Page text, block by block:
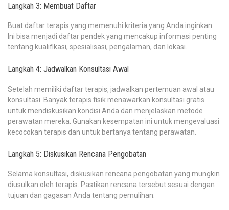
Langkah 3: Membuat Daftar
Buat daftar terapis yang memenuhi kriteria yang Anda inginkan.
Ini bisa menjadi daftar pendek yang mencakup informasi penting
tentang kualifikasi, spesialisasi, pengalaman, dan lokasi.
Langkah 4: Jadwalkan Konsultasi Awal
Setelah memiliki daftar terapis, jadwalkan pertemuan awal atau
konsultasi. Banyak terapis fisik menawarkan konsultasi gratis
untuk mendiskusikan kondisi Anda dan menjelaskan metode
perawatan mereka. Gunakan kesempatan ini untuk mengevaluasi
kecocokan terapis dan untuk bertanya tentang perawatan.
Langkah 5: Diskusikan Rencana Pengobatan
Selama konsultasi, diskusikan rencana pengobatan yang mungkin
diusulkan oleh terapis. Pastikan rencana tersebut sesuai dengan
tujuan dan gagasan Anda tentang pemulihan.